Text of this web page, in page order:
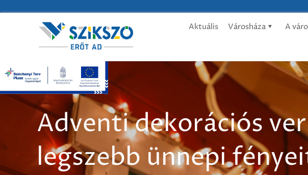
Aktuális Városháza A
Adventi dekorációs
legszebb ünnepi